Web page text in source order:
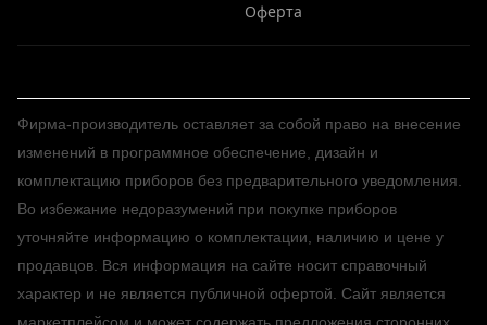
Оферта
Фирма-производитель оставляет за собой право на внесение
изменений в программное обеспечение, дизайн и
комплектацию приборов без предварительного уведомления.
Во избежание недоразумений при покупке приборов
уточняйте информацию о комплектации, наличию и цене у
продавцов. Вся информация на сайте носит справочный
характер и не является публичной офертой. Сайт является